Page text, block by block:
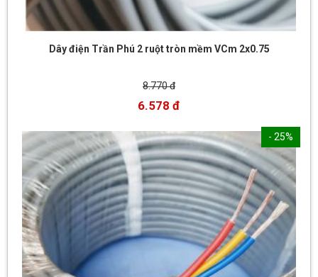
Dây điện Trần Phú 2 ruột tròn mềm VCm 2x0.75
8.770 đ
6.578 đ
- 25%